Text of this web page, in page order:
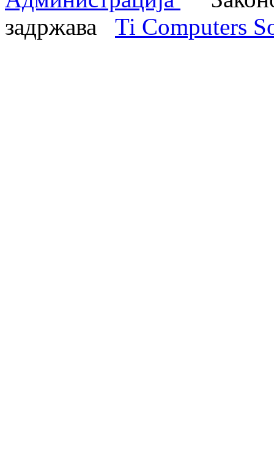
задржава Ti Computers